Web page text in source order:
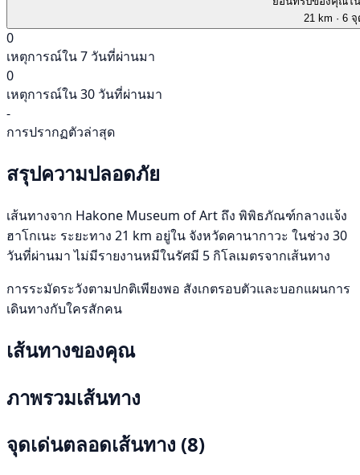
21 km · 6
0
เหตุการณ์ใน 7 วันที่ผ่านมา
0
เหตุการณ์ใน 30 วันที่ผ่านมา
-
การปรากฏตัวล่าสุด
สรุปความปลอดภัย
เส้นทางจาก Hakone Museum of Art ถึง พิพิธภัณฑ์กลางแจ้ง
ฮาโกเนะ ระยะทาง 21 km อยู่ใน จังหวัดคานากาวะ ในช่วง 30
วันที่ผ่านมา ไม่มีรายงานหมีในรัศมี 5 กิโลเมตรจากเส้นทาง
การระมัดระวังตามปกติเพียงพอ สังเกตรอบตัวและบอกแผนการ
เดินทางกับใครสักคน
เส้นทางของคุณ
ภาพรวมเส้นทาง
จุดเด่นตลอดเส้นทาง (8)